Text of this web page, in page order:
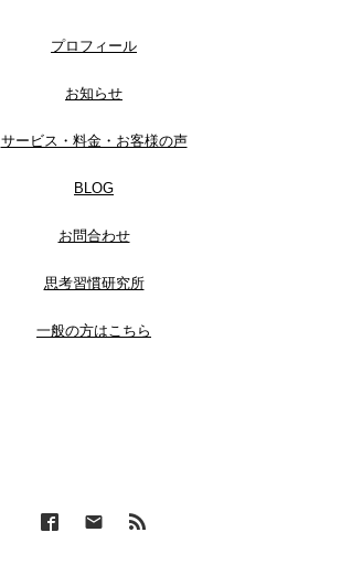
プロフィール
お知らせ
サービス・料金・お客様の声
BLOG
お問合わせ
思考習慣研究所
一般の方はこちら